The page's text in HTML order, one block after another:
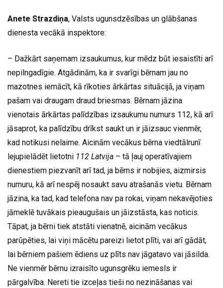
Anete Strazdiņa, Valsts ugunsdzēsības un glābšanas
dienesta vecākā inspektore:
– Dažkārt saņemam izsaukumus, kur mēdz būt iesaistīti arī
nepilngadīgie. Atgādinām, ka ir svarīgi bērnam jau no
mazotnes iemācīt, kā rīkoties ārkārtas situācijā, ja viņam
pašam vai draugam draud briesmas. Bērnam jāzina
vienotais ārkārtas palīdzības izsaukumu numurs 112, kā arī
jāsaprot, ka palīdzību drīkst saukt un ir jāizsauc vienmēr,
kad notikusi nelaime. Aicinām vecākus bērna viedtālrunī
lejupielādēt lietotni 112 Latvija – tā ļauj operatīvajiem
dienestiem piezvanīt arī tad, ja bērns ir nobijies, aizmirsis
numuru, kā arī nespēj nosaukt savu atrašanās vietu. Bērnam
jāzina, ka tad, kad telefona nav pa rokai, viņam nekavējoties
jāmeklē tuvākais pieaugušais un jāizstāsta, kas noticis.
Tāpat, ja bērni tiek atstāti vienatnē, aicinām vecākus
parūpēties, lai viņi mācētu pareizi lietot plīti, vai arī gādāt,
lai bērniem pašiem ēdiens uz plīts nav jāgatavo vai jāsilda.
Ne vienmēr bērnu izraisīto ugunsgrēku iemesls ir
pārgalvība. Nereti tie izceļas tieši no nezināšanas vai